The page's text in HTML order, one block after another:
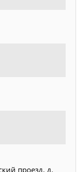
проезд, д.